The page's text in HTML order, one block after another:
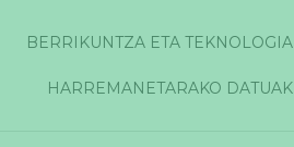
BERRIKUNTZA ETA TEKNOLOGIA
HARREMANETARAKO DATUAK